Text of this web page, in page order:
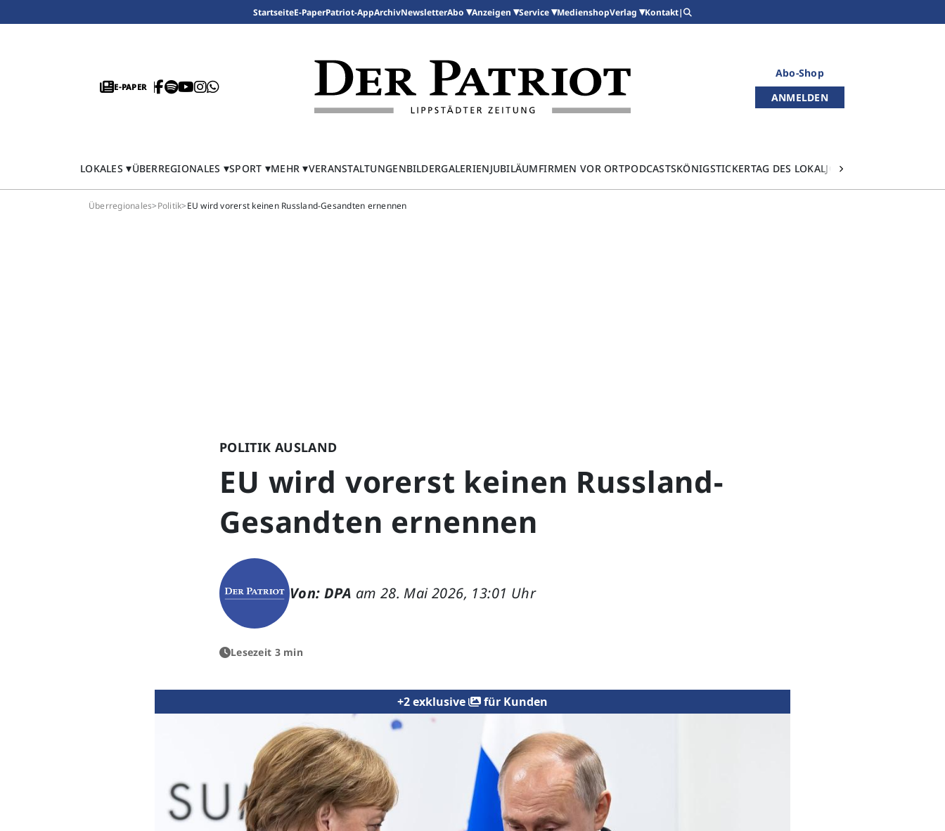
StartseiteE-PaperPatriot-AppArchivNewsletterAbo Anzeigen Service MedienshopVerlag Kontakt|
E-PAPER
Abo-Shop
ANMELDEN
LOKALES ÜBERREGIONALES SPORT MEHR VERANSTALTUNGENBILDERGALERIENJUBILÄUMFIRMEN VOR ORTPODCASTSKÖNIGSTICKERTAG DES LOKALJOURNALISMUS
Überregionales>Politik>EU wird vorerst keinen Russland-Gesandten ernennen
POLITIK AUSLAND
EU wird vorerst keinen Russland-
Gesandten ernennen
Von: DPA am 28. Mai 2026, 13:01 Uhr
Lesezeit 3 min
+2 exklusive für Kunden